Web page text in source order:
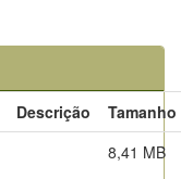
Descrição
Tamanho
8,41 MB